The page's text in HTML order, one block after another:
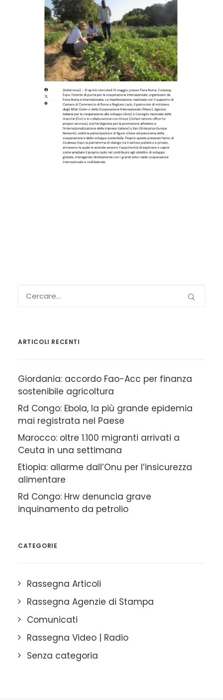
ARTICOLI RECENTI
Giordania: accordo Fao-Acc per finanza
sostenibile agricoltura
Rd Congo: Ebola, la più grande epidemia
mai registrata nel Paese
Marocco: oltre 1.100 migranti arrivati a
Ceuta in una settimana
Etiopia: allarme dall’Onu per l’insicurezza
alimentare
Rd Congo: Hrw denuncia grave
inquinamento da petrolio
CATEGORIE
Rassegna Articoli
Rassegna Agenzie di Stampa
Comunicati
Rassegna Video | Radio
Senza categoria